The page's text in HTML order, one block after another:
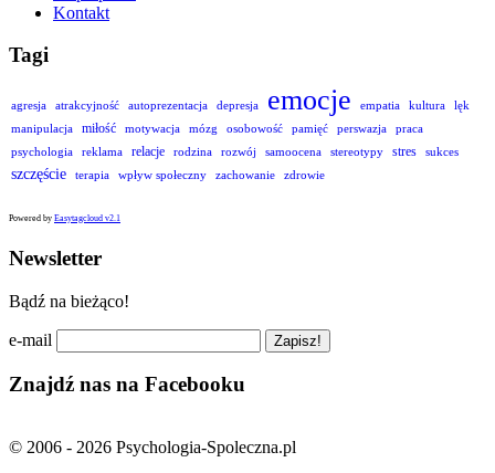
Kontakt
Tagi
agresja atrakcyjność autoprezentacja depresja emocje empatia kultura
lęk
manipulacja
miłość motywacja mózg osobowość pamięć perswazja
praca
psychologia
reklama relacje rodzina rozwój samoocena stereotypy stres sukces
szczęście terapia wpływ społeczny zachowanie zdrowie
Powered by Easytagcloud v2.1
Newsletter
Bądź na bieżąco!
e-mail
Znajdź nas na Facebooku
© 2006 - 2026 Psychologia-Spoleczna.pl